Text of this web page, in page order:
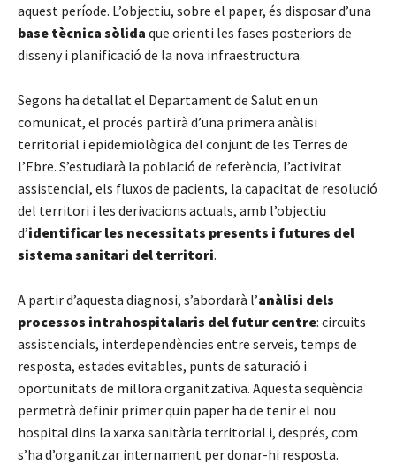
aquest període. L’objectiu, sobre el paper, és disposar d’una
base tècnica sòlida que orienti les fases posteriors de
disseny i planificació de la nova infraestructura.
Segons ha detallat el Departament de Salut en un
comunicat, el procés partirà d’una primera anàlisi
territorial i epidemiològica del conjunt de les Terres de
l’Ebre. S’estudiarà la població de referència, l’activitat
assistencial, els fluxos de pacients, la capacitat de resolució
del territori i les derivacions actuals, amb l’objectiu
d’identificar les necessitats presents i futures del
sistema sanitari del territori.
A partir d’aquesta diagnosi, s’abordarà l’anàlisi dels
processos intrahospitalaris del futur centre: circuits
assistencials, interdependències entre serveis, temps de
resposta, estades evitables, punts de saturació i
oportunitats de millora organitzativa. Aquesta seqüència
permetrà definir primer quin paper ha de tenir el nou
hospital dins la xarxa sanitària territorial i, després, com
s’ha d’organitzar internament per donar-hi resposta.